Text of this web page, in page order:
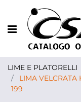
Open menu
LIME E PLATORELLI
LIMA VELCRATA
199